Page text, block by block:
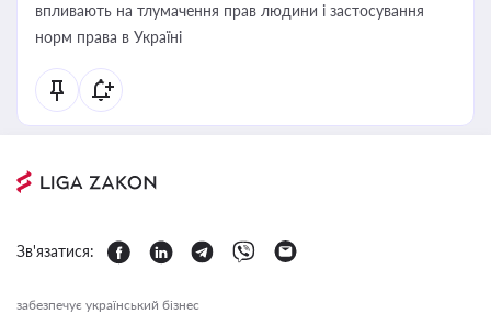
впливають на тлумачення прав людини і застосування
норм права в Україні
Зв'язатися:
забезпечує український бізнес